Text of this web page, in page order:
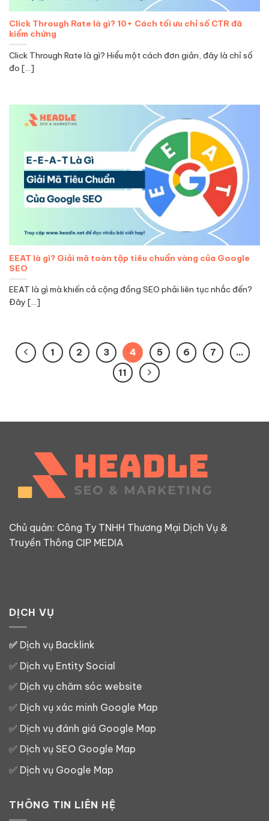
Click Through Rate là gì? 10+ Cách tối ưu chỉ số CTR đã
kiểm chứng
Click Through Rate là gì? Hiểu một cách đơn giản, đây là chỉ số
đo [...]
EEAT là gì? Giải mã toàn tập tiêu chuẩn vàng của Google
SEO
EEAT là gì mà khiến cả cộng đồng SEO phải liên tục nhắc đến?
Đây [...]
1 2 3 4 5 6 7
…
11
Chủ quản: Công Ty TNHH Thương Mại Dịch Vụ &
Truyền Thông CIP MEDIA
DỊCH VỤ
✅ Dịch vụ Backlink
✅ Dịch vụ Entity Social
✅ Dịch vụ chăm sóc website
✅ Dịch vụ xác minh Google Map
✅ Dịch vụ đánh giá Google Map
✅ Dịch vụ SEO Google Map
✅ Dịch vụ Google Map
THÔNG TIN LIÊN HỆ